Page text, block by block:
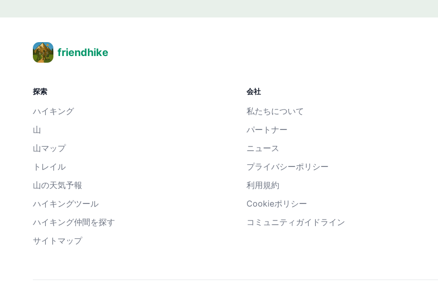
friendhike
探索
ハイキング
山
山マップ
トレイル
山の天気予報
ハイキングツール
ハイキング仲間を探す
サイトマップ
会社
私たちについて
パートナー
ニュース
プライバシーポリシー
利用規約
Cookieポリシー
コミュニティガイドライン